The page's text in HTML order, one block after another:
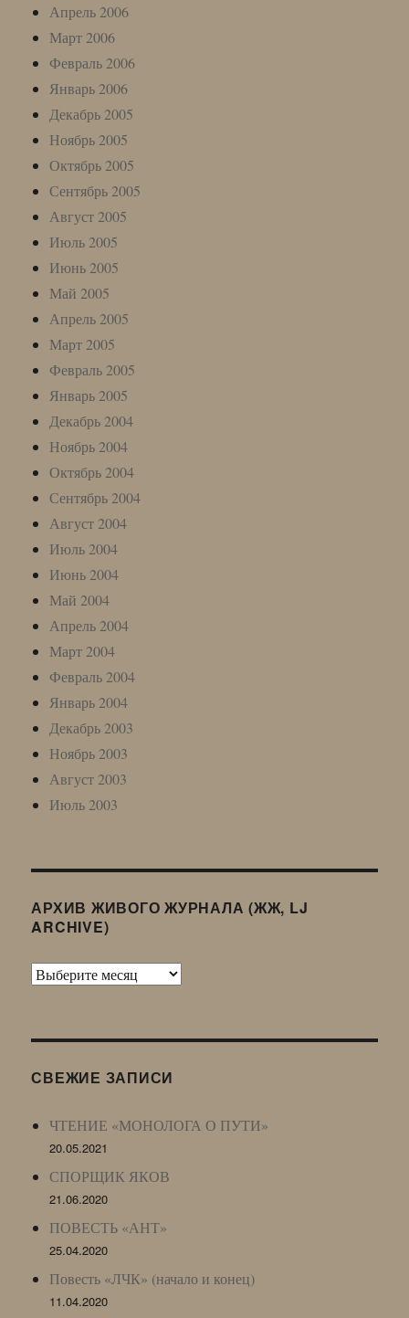
Апрель 2006
Март 2006
Февраль 2006
Январь 2006
Декабрь 2005
Ноябрь 2005
Октябрь 2005
Сентябрь 2005
Август 2005
Июль 2005
Июнь 2005
Май 2005
Апрель 2005
Март 2005
Февраль 2005
Январь 2005
Декабрь 2004
Ноябрь 2004
Октябрь 2004
Сентябрь 2004
Август 2004
Июль 2004
Июнь 2004
Май 2004
Апрель 2004
Март 2004
Февраль 2004
Январь 2004
Декабрь 2003
Ноябрь 2003
Август 2003
Июль 2003
АРХИВ ЖИВОГО ЖУРНАЛА (ЖЖ, LJ
ARCHIVE)
Архив
LJ
СВЕЖИЕ ЗАПИСИ
ЧТЕНИЕ «МОНОЛОГА О ПУТИ»
20.05.2021
СПОРЩИК ЯКОВ
21.06.2020
ПОВЕСТЬ «АНТ»
25.04.2020
Повесть «ЛЧК» (начало и конец)
11.04.2020